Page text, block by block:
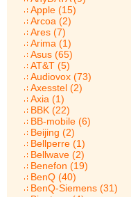
Apple (15)
Arcoa (2)
Ares (7)
Arima (1)
Asus (65)
AT&T (5)
Audiovox (73)
Axesstel (2)
Axia (1)
BBK (22)
BB-mobile (6)
Beijing (2)
Bellperre (1)
Bellwave (2)
Benefon (19)
BenQ (40)
BenQ-Siemens (31)